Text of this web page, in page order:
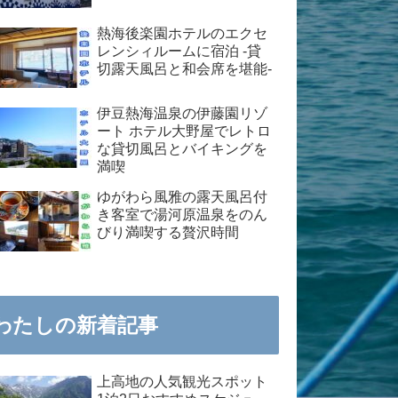
熱海後楽園ホテルのエクセ
レンシィルームに宿泊 -貸
切露天風呂と和会席を堪能-
伊豆熱海温泉の伊藤園リゾ
ート ホテル大野屋でレトロ
な貸切風呂とバイキングを
満喫
ゆがわら風雅の露天風呂付
き客室で湯河原温泉をのん
びり満喫する贅沢時間
たしの新着記事
上高地の人気観光スポット